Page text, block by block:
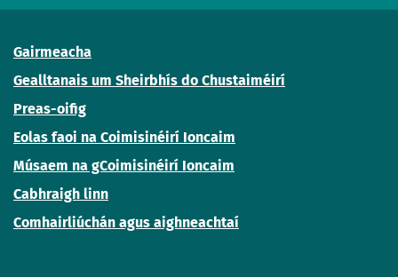
Gairmeacha
Gealltanais um Sheirbhís do Chustaiméirí
Preas-oifig
Eolas faoi na Coimisinéirí Ioncaim
Músaem na gCoimisinéirí Ioncaim
Cabhraigh linn
Comhairliúchán agus aighneachtaí